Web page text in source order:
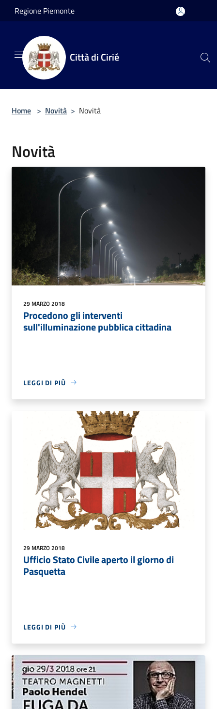
Salta al contenuto principale
Regione Piemonte
Città di Cirié
Home > Novità > Novità
Novità
29 MARZO 2018
Procedono gli interventi
sull'illuminazione pubblica cittadina
LEGGI DI PIÙ
29 MARZO 2018
Ufficio Stato Civile aperto il giorno di
Pasquetta
LEGGI DI PIÙ